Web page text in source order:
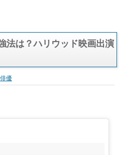
法は？ハリウッド映画出演
俳優